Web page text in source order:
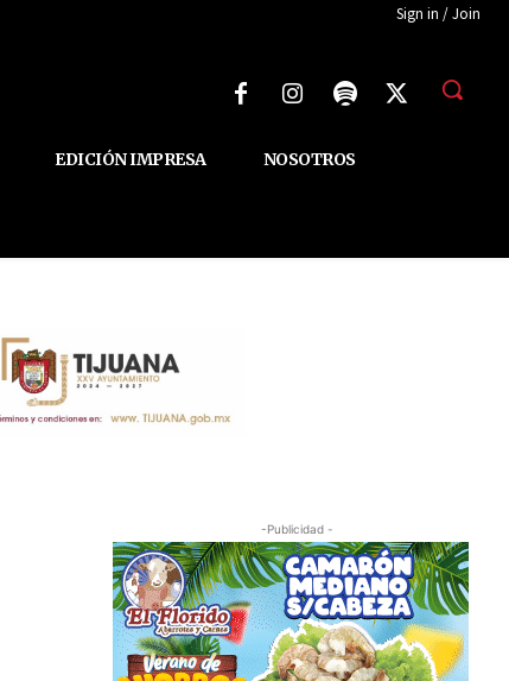
Sign in / Join
EDICIÓN IMPRESA NOSOTROS
-Publicidad -